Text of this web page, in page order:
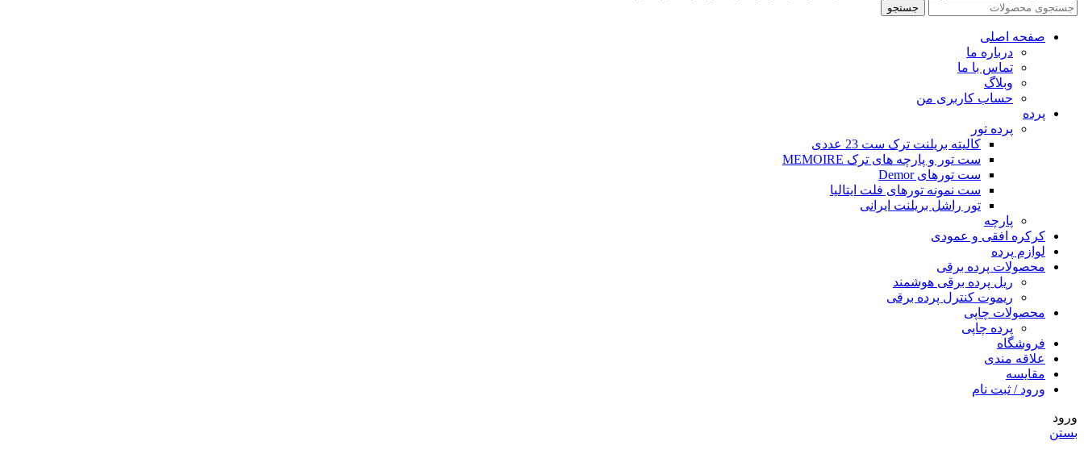
جستجو
صفحه اصلی
درباره ما
تماس با ما
وبلاگ
حساب کاربری من
پرده
پرده تور
کالیته بریلنت ترک ست 23 عددی
ست تور و پارچه های ترک MEMOIRE
ست تورهای Demor
ست نمونه تورهای فلت ایتالیا
تور راشل بریلنت ایرانی
پارچه
کرکره افقی و عمودی
لوازم پرده
محصولات پرده برقی
ریل پرده برقی هوشمند
ریموت کنترل پرده برقی
محصولات چاپی
پرده چاپی
فروشگاه
علاقه مندی
مقايسه
ورود / ثبت نام
ورود
بستن